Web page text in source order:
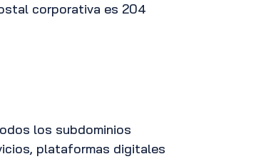
corporativa es 204
los subdominios
plataformas digitales